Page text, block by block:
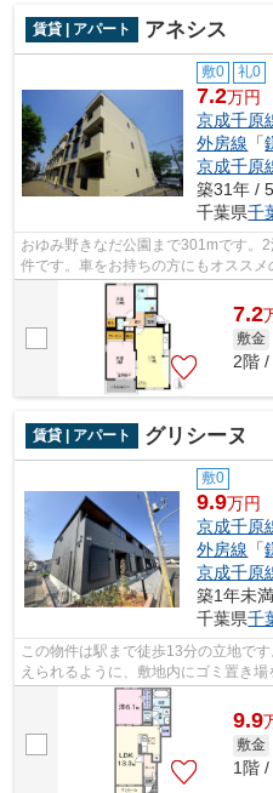
賃貸 | アパート アネシス
敷0 礼0
7.2万円
京成千原
外房線 「
京成千原
築31年 /
千葉県千
おゆみ野きなだ公園まで301mです。
件です。車をお持ちの方にもオスス
トです。こちらは大型タウン内の物件
7.2
敷金
2階 /
賃貸 | アパート グリシーヌ
敷0
9.9万円
京成千原
外房線 「
京成千原
築1年未
千葉県千
この物件は駅まで徒歩13分の立地で
えられるように、敷地内にゴミ置き
る2駅利用可能な物件です。家でパソ
9.9
敷金
1階